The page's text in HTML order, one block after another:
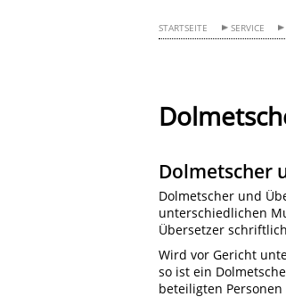
STARTSEITE SERVICE
Dolmetscher
Dolmetscher und
unterschiedlichen
Übersetzer
Wird vor Gericht
so ist ein
beteiligten